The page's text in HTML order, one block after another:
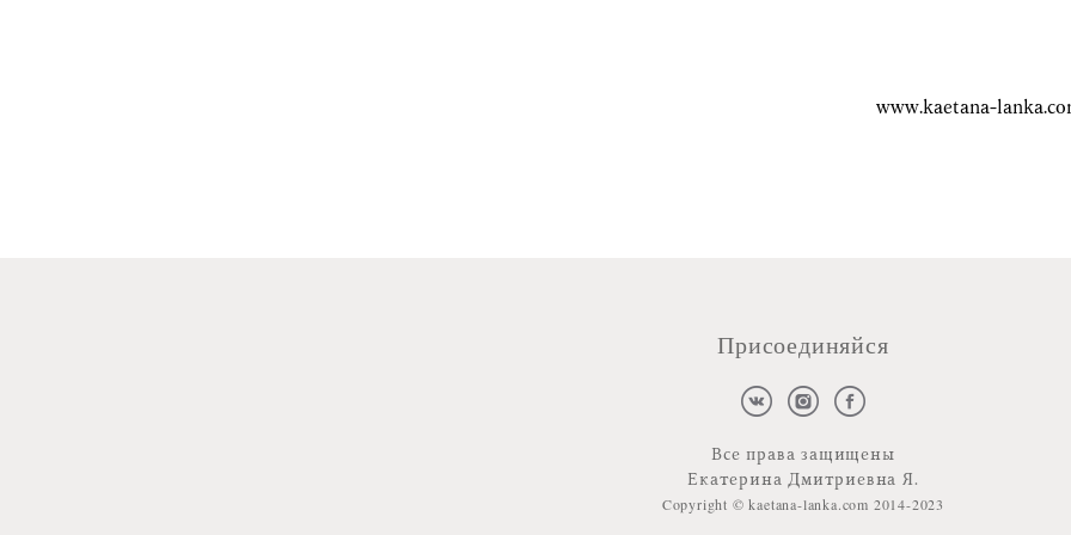
www.kaetana-
Присоединяйся
Все права защищены
Екатерина Дмитриевна Я.
Copyright © kaetana-lanka.com 2014-2023